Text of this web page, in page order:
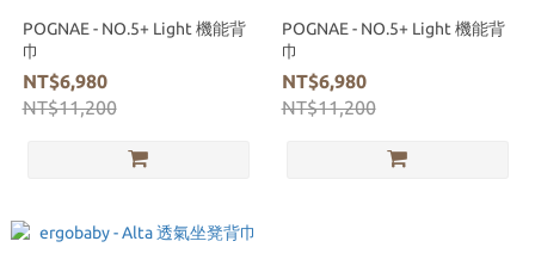
POGNAE - NO.5+ Light 機能背
巾
NT$6,980
NT$11,200
POGNAE - NO.5+ Light 機能背
巾
NT$6,980
NT$11,200